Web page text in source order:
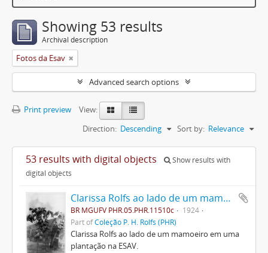
Showing 53 results
Archival description
Fotos da Esav
Advanced search options
Print preview
View:
Sort by: Relevance
Direction: Descending
53 results with digital objects
Show results with
digital objects
Clarissa Rolfs ao lado de um mamoeiro
BR MGUFV PHR.05.PHR.11510c
1924
Part ofColeção P. H. Rolfs (PHR)
Clarissa Rolfs ao lado de um mamoeiro em uma
plantação na ESAV.